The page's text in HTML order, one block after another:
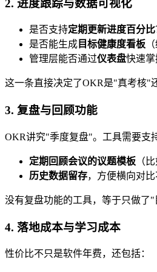
2. 进度跟踪与数据可视化
是否支持定期更新进度百分比
是否能生成 目标健康度看板
管理层能否通过仪表盘快速掌
这一条直接决定了OKR是"真考核"
3. 复盘与回顾功能
OKR讲究"季度复盘"。工具需要支
定期回顾会议的议题模板 （
历史数据留存，方便横向对比
没有复盘功能的工具，等于只做了"
4. 落地成本与学习成本
性价比不只是软件年费，还包括：